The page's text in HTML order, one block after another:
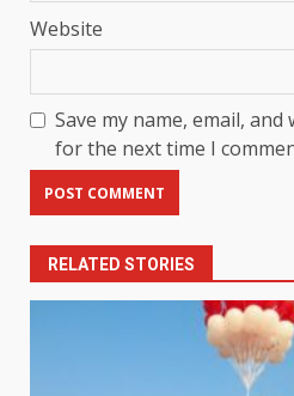
Website
Save my name, email,
for the next time I
RELATED STORIES